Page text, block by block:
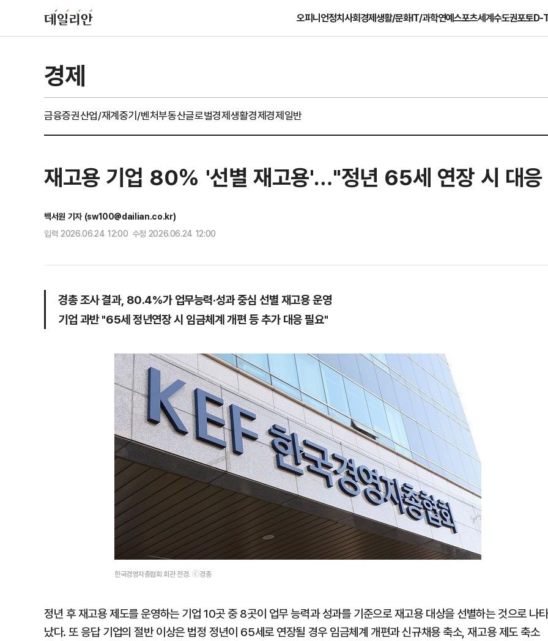
오피니언정치사회경제생활/문화IT/과학연예스포츠세계수도권포토D-
경제
금융증권산업/재계중기/벤처부동산글로벌경제생활경제경제일반
재고용 기업 80% '선별 재고용'…"정년 65세 연장 시 대응
백서원 기자 (sw100@dailian.co.kr)
입력 2026.06.24 12:00 수정 2026.06.24 12:00
경총 조사 결과, 80.4%가 업무능력·성과 중심 선별 재고용 운영
기업 과반 "65세 정년연장 시 임금체계 개편 등 추가 대응 필요"
한국경영자총협회 회관 전경. ⓒ경총
정년 후 재고용 제도를 운영하는 기업 10곳 중 8곳이 업무 능력과 성과를 기준으로 재고용 대상을 선별하는 것으로 나타
났다. 또 응답 기업의 절반 이상은 법정 정년이 65세로 연장될 경우 임금체계 개편과 신규채용 축소, 재고용 제도 축소